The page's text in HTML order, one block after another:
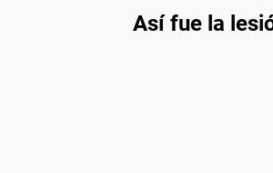
Así fue la